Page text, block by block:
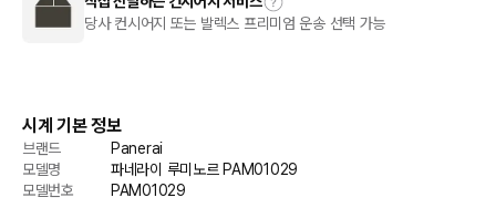
당사 컨시어지 또는 발렉스 프리미엄 운송 선택 가능
시계 기본 정보
브랜드
Panerai
모델명
파네라이 루미노르 PAM01029
모델번호
PAM01029